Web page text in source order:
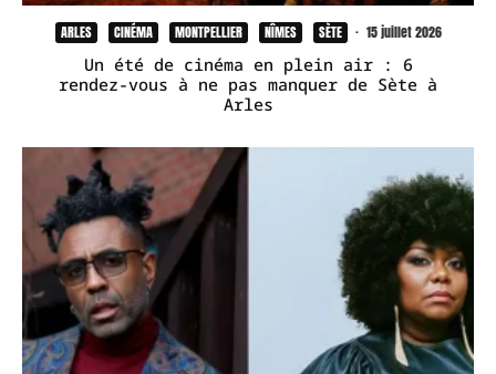
ARLES CINÉMA MONTPELLIER NÎMES SÈTE · 15 juillet 2026
Un été de cinéma en plein air : 6
rendez-vous à ne pas manquer de Sète à
Arles